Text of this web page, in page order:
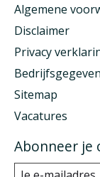
Algemene
Disclaimer
Privacy
Sitemap
Vacatures
Abonneer je